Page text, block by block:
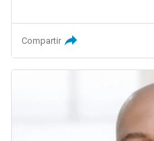
Compartir